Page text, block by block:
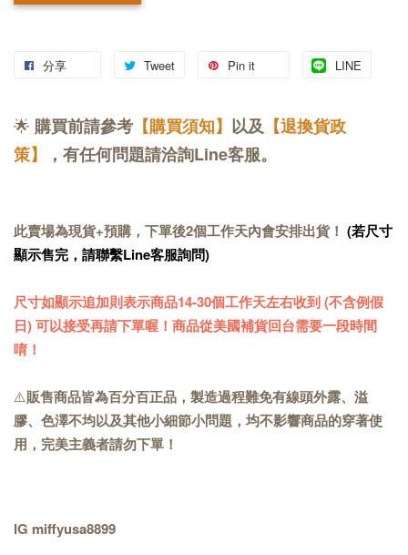
分享 Tweet Pin it LINE
🌟 購買前請參考 【購買須知】 以及 【退換貨政
策】
，有任何問題請洽詢Line客服。
此賣場為現貨+預購，下單後2個工作天內會安排出貨！ (若尺寸
顯示售完，請聯繫Line客服詢問)
尺寸如顯示追加則表示商品14-30個工作天左右收到 (不含例假
日) 可以接受再請下單喔！商品從美國補貨回台需要一段時間
唷！
⚠️販售商品皆為百分百正品，製造過程難免有線頭外露、溢
膠、色澤不均以及其他小細節小問題，均不影響商品的穿著使
用，完美主義者請勿下單！
IG miffyusa8899